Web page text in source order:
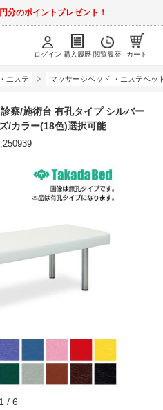
分のポイントプレゼント！
ログイン 購入履歴 閲覧履歴 カート
エステ マッサージベッド ・エステベッ
察/施術台 有孔タイプ シルバー
/カラー(18色)選択可能
1 / 6